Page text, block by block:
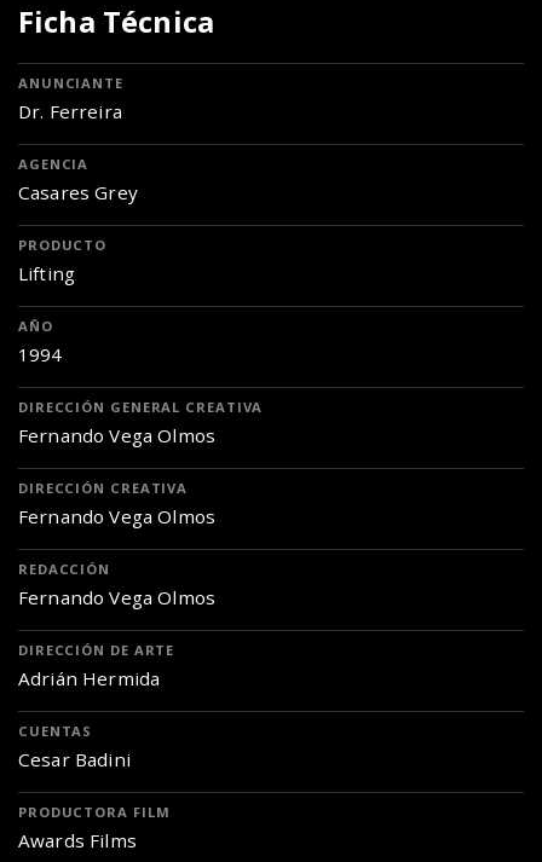
Ficha Técnica
ANUNCIANTE
Dr. Ferreira
AGENCIA
Casares Grey
PRODUCTO
Lifting
AÑO
1994
DIRECCIÓN GENERAL CREATIVA
Fernando Vega Olmos
DIRECCIÓN CREATIVA
Fernando Vega Olmos
REDACCIÓN
Fernando Vega Olmos
DIRECCIÓN DE ARTE
Adrián Hermida
CUENTAS
Cesar Badini
PRODUCTORA FILM
Awards Films